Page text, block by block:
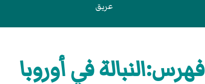
عريق
فهرس:النبالة في أوروبا